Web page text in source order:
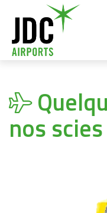
+32 69 77 92 30
nos